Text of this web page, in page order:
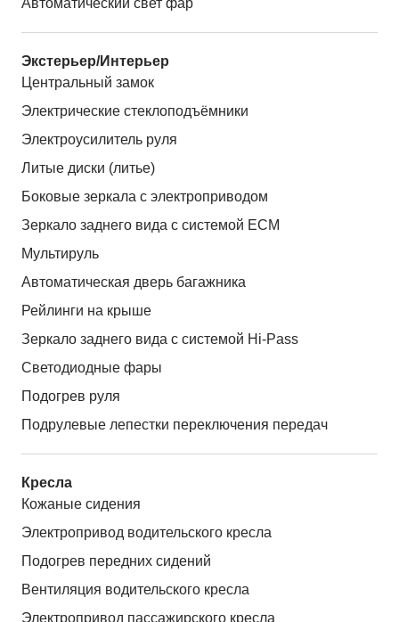
Экстерьер/Интерьер
Центральный замок
Электрические стеклоподъёмники
Электроусилитель руля
Литые диски (литье)
Боковые зеркала с электроприводом
Зеркало заднего вида с системой ЕСМ
Мультируль
Автоматическая дверь багажника
Рейлинги на крыше
Зеркало заднего вида с системой Hi-Pass
Светодиодные фары
Подогрев руля
Подрулевые лепестки переключения передач
Кресла
Кожаные сидения
Электропривод водительского кресла
Подогрев передних сидений
Вентиляция водительского кресла
Электропривод пассажирского кресла